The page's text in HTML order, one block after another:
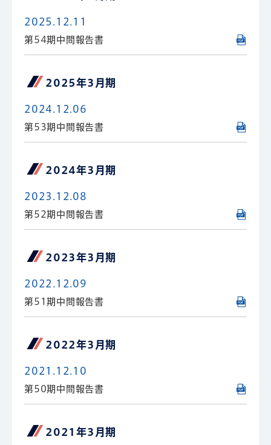
2025.12.11
第54期中間報告書
2025年3月期
2024.12.06
第53期中間報告書
2024年3月期
2023.12.08
第52期中間報告書
2023年3月期
2022.12.09
第51期中間報告書
2022年3月期
2021.12.10
第50期中間報告書
2021年3月期